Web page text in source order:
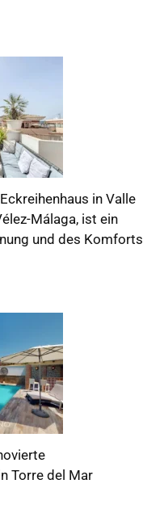
in Valle
Málaga, ist ein
und des Komforts
Torre del Mar